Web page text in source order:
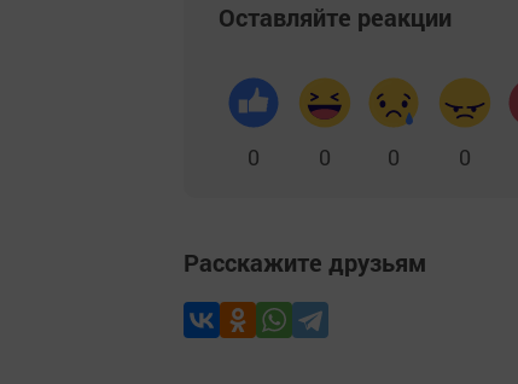
Оставляйте реакции
0 0 0 0
Расскажите друзьям